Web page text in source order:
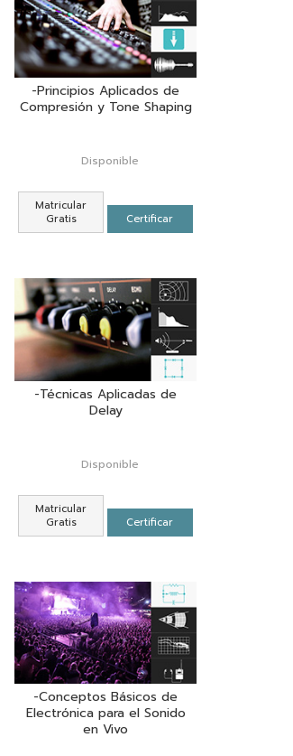
-Principios Aplicados de
Compresión y Tone Shaping
Disponible
Matricular
Gratis
Certificar
-Técnicas Aplicadas de
Delay
Disponible
Matricular
Gratis
Certificar
-Conceptos Básicos de
Electrónica para el Sonido
en Vivo